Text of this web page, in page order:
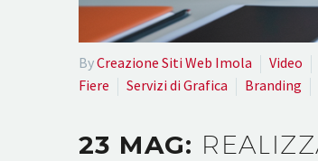
ByCreazione Siti Web Imola Video
Fiere
Servizi di Grafica Branding
23 MAG: